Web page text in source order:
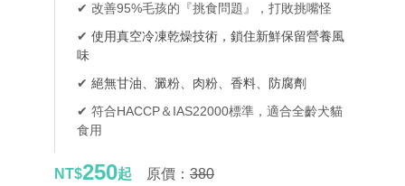
✔ 改善95%毛孩的『挑食問題』，打敗挑嘴怪
✔ 使用真空冷凍乾燥技術， 鎖住新鮮保留營養風
味
✔ 絕無甘油、澱粉、肉粉、香料、防腐劑
✔ 符合HACCP＆IAS22000標準， 適合全齡犬貓
食用
NT$250起 原價： 380